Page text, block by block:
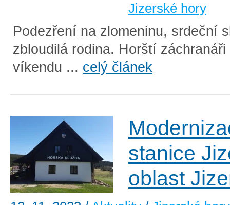
Jizerské hory
Podezření na zlomeninu, srdeční
zbloudilá rodina. Horští záchranáři
víkendu ... celý článek
stanice
oblast